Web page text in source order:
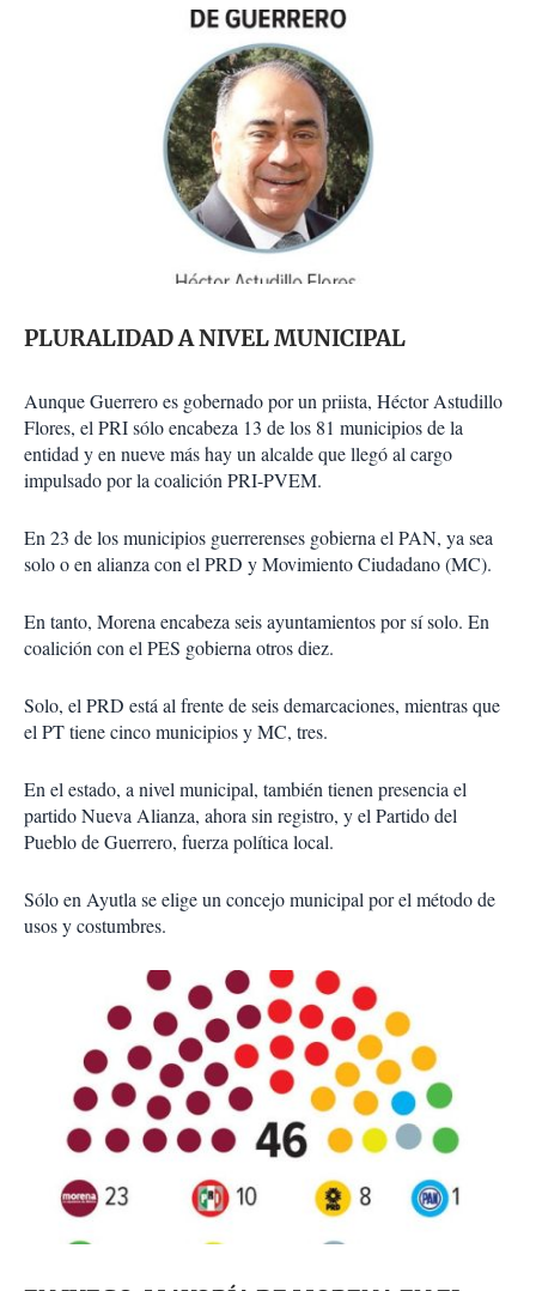
PLURALIDAD A NIVEL MUNICIPAL
Aunque Guerrero es gobernado por un priista, Héctor Astudillo
Flores, el PRI sólo encabeza 13 de los 81 municipios de la
entidad y en nueve más hay un alcalde que llegó al cargo
impulsado por la coalición PRI-PVEM.
En 23 de los municipios guerrerenses gobierna el PAN, ya sea
solo o en alianza con el PRD y Movimiento Ciudadano (MC).
En tanto, Morena encabeza seis ayuntamientos por sí solo. En
coalición con el PES gobierna otros diez.
Solo, el PRD está al frente de seis demarcaciones, mientras que
el PT tiene cinco municipios y MC, tres.
En el estado, a nivel municipal, también tienen presencia el
partido Nueva Alianza, ahora sin registro, y el Partido del
Pueblo de Guerrero, fuerza política local.
Sólo en Ayutla se elige un concejo municipal por el método de
usos y costumbres.